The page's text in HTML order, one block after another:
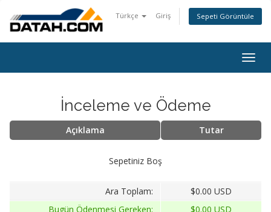
Türkçe Giriş Sepeti Görüntüle
İnceleme ve Ödeme
Açıklama Tutar
Sepetiniz Boş
Ara Toplam:
$0.00 USD
Bugün Ödenmesi Gereken:
$0.00 USD